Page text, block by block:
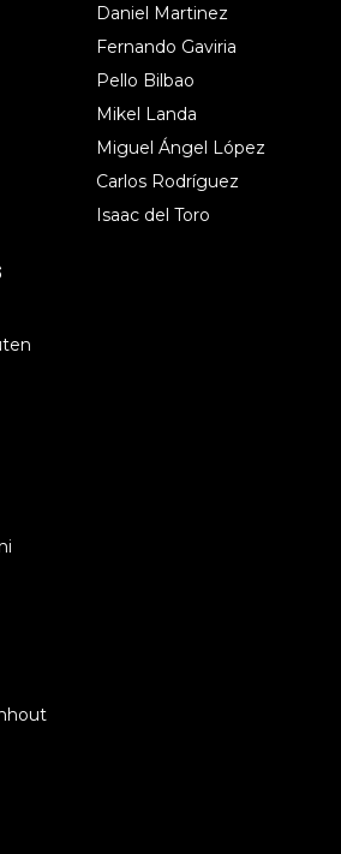
Daniel Martinez
Fernando Gaviria
Pello Bilbao
Mikel Landa
Miguel Ángel López
Carlos Rodríguez
Isaac del Toro